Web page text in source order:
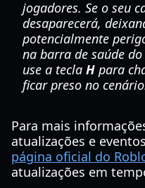
jogadores. Se o seu
desaparecerá,
potencialmente
na barra de saúde
use a tecla H para
ficar preso no
Para mais
atualizações e
página oficial do
atualizações em